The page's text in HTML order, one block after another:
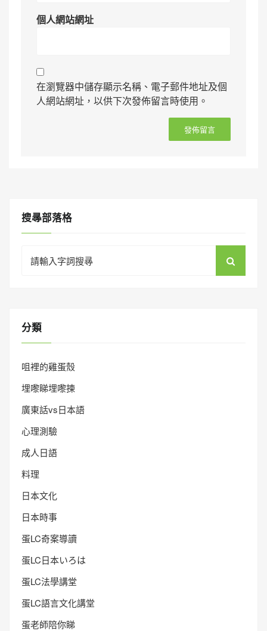
個人網站網址
在瀏覽器中儲存顯示名稱、電子郵件地址及個
人網站網址，以供下次發佈留言時使用。
搜㝷部落格
for:
分類
咀裡的雞蛋殼
埋嚟睇埋嚟揀
廣東話vs日本語
心理測驗
成人日語
料理
日本文化
日本時事
蛋LC奇案導讀
蛋LC日本いろは
蛋LC法學講堂
蛋LC語言文化講堂
蛋老師陪你睇